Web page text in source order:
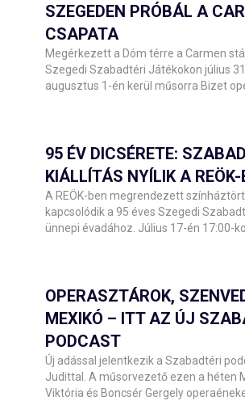
SZEGEDEN PRÓBÁL A
CSAPATA
Megérkezett a Dóm térre a Carmen
Szegedi Szabadtéri Játékokon július
augusztus 1-én kerül műsorra Bizet
Csokonai Nemzeti Színház Debrecen
közreműködőit Barnák László
95 ÉV DICSÉRETE:
KIÁLLÍTÁS NYÍLIK A REÖK-
A REÖK-ben megrendezett
kapcsolódik a 95 éves Szegedi
ünnepi évadához. Július 17-én 17:00-
kétszintes tárlat, amelyet Barnák
és Tóth Károly képviselő, Szeged
és Ifjúsági Bizottságának alelnöke ad
nyilvánosságnak.
OPERASZTÁROK,
MEXIKÓ – ITT AZ ÚJ
PODCAST
Új adással jelentkezik a Szabadtéri
Judittal. A műsorvezető ezen a héten
Viktória és Boncsér Gergely